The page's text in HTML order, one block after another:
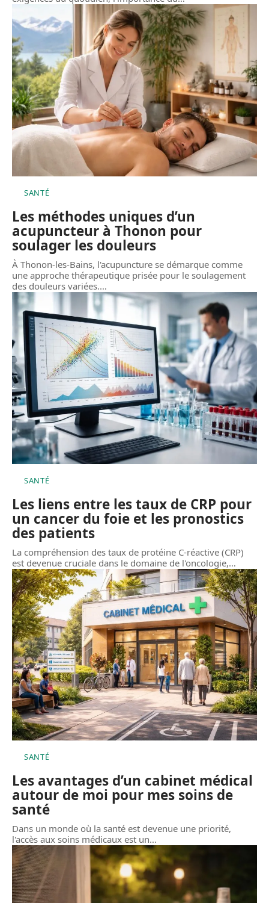
SANTÉ
Les méthodes uniques d’un
acupuncteur à Thonon pour
soulager les douleurs
À Thonon-les-Bains, l'acupuncture se démarque comme
une approche thérapeutique prisée pour le soulagement
des douleurs variées.…
SANTÉ
Les liens entre les taux de CRP pour
un cancer du foie et les pronostics
des patients
La compréhension des taux de protéine C-réactive (CRP)
est devenue cruciale dans le domaine de l'oncologie,…
SANTÉ
Les avantages d’un cabinet médical
autour de moi pour mes soins de
santé
Dans un monde où la santé est devenue une priorité,
l'accès aux soins médicaux est un…